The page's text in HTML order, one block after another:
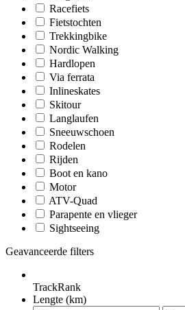
Racefiets
Fietstochten
Trekkingbike
Nordic Walking
Hardlopen
Via ferrata
Inlineskates
Skitour
Langlaufen
Sneeuwschoen
Rodelen
Rijden
Boot en kano
Motor
ATV-Quad
Parapente en vlieger
Sightseeing
Geavanceerde filters
TrackRank
Lengte (km)